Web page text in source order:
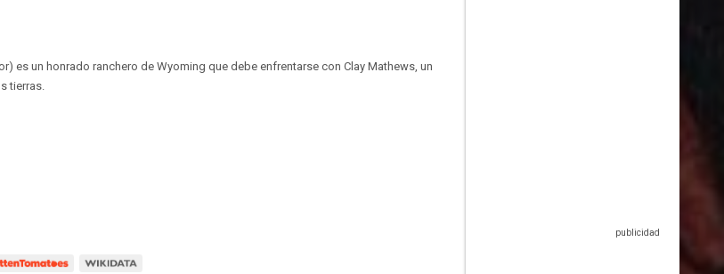
es un honrado ranchero de Wyoming que debe enfrentarse con Clay Mathews, un
tierras.